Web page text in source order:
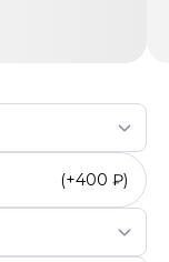
(+400 ₽)